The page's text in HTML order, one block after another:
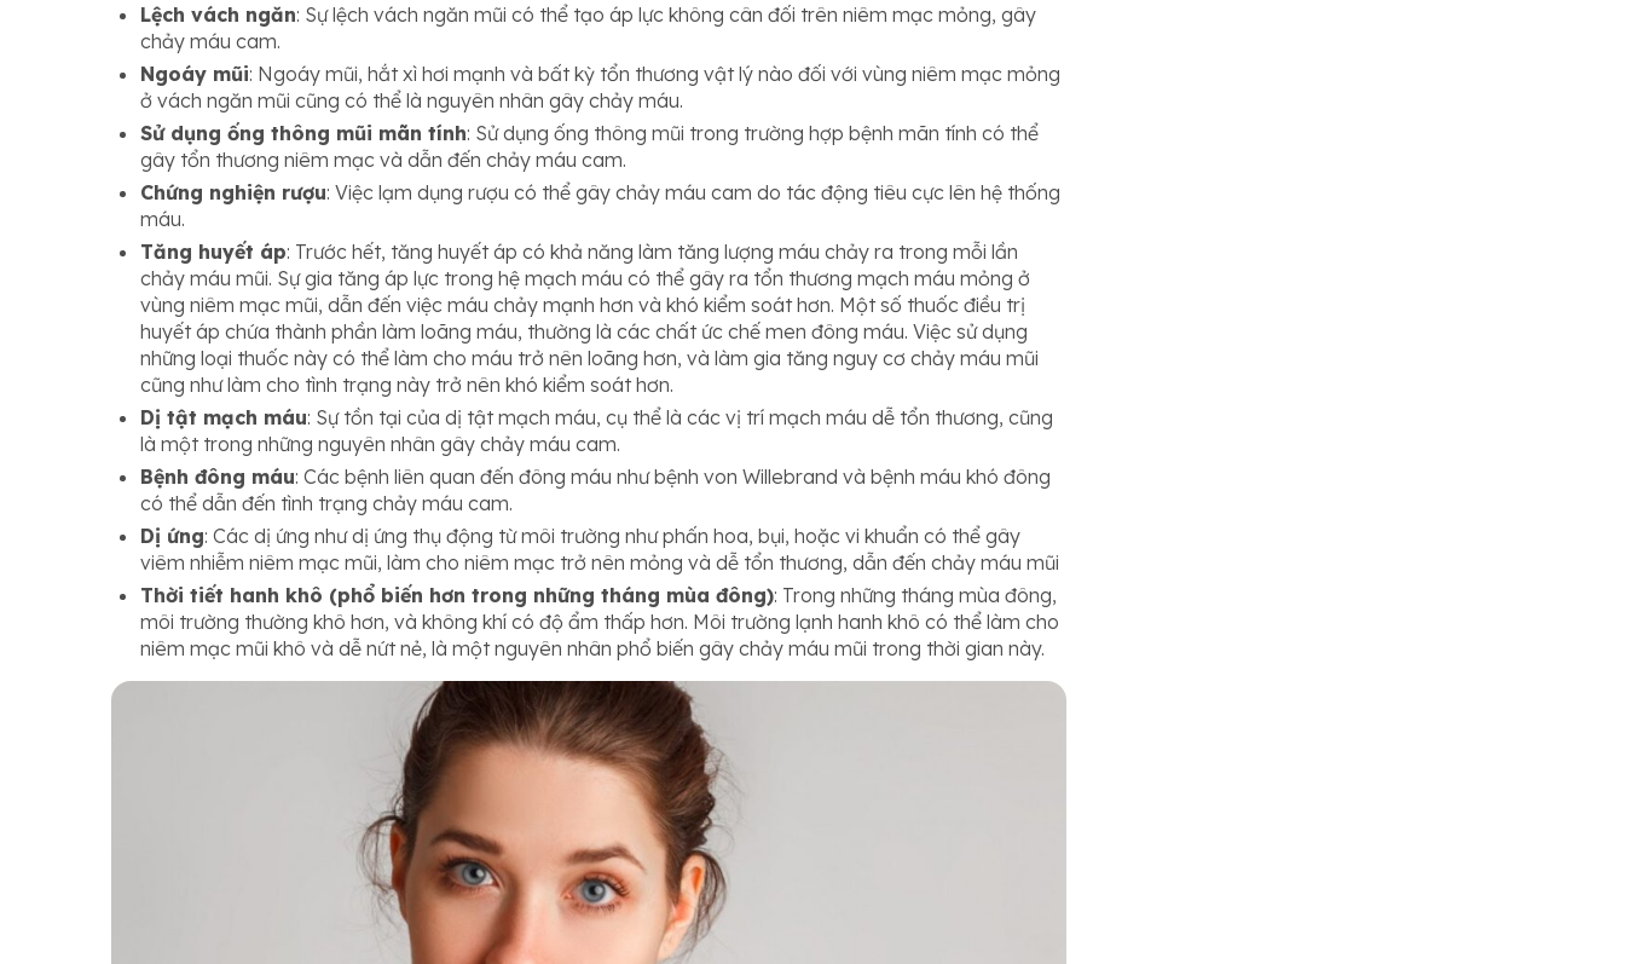
Lệch vách ngăn: Sự lệch vách ngăn mũi có thể tạo áp lực không cân đối trên niêm mạc mỏng, gây
chảy máu cam.
Ngoáy mũi: Ngoáy mũi, hắt xì hơi mạnh và bất kỳ tổn thương vật lý nào đối với vùng niêm mạc mỏng
ở vách ngăn mũi cũng có thể là nguyên nhân gây chảy máu.
Sử dụng ống thông mũi mãn tính: Sử dụng ống thông mũi trong trường hợp bệnh mãn tính có thể
gây tổn thương niêm mạc và dẫn đến chảy máu cam.
Chứng nghiện rượu: Việc lạm dụng rượu có thể gây chảy máu cam do tác động tiêu cực lên hệ thống
máu.
Tăng huyết áp: Trước hết, tăng huyết áp có khả năng làm tăng lượng máu chảy ra trong mỗi lần
chảy máu mũi. Sự gia tăng áp lực trong hệ mạch máu có thể gây ra tổn thương mạch máu mỏng ở
vùng niêm mạc mũi, dẫn đến việc máu chảy mạnh hơn và khó kiểm soát hơn. Một số thuốc điều trị
huyết áp chứa thành phần làm loãng máu, thường là các chất ức chế men đông máu. Việc sử dụng
những loại thuốc này có thể làm cho máu trở nên loãng hơn, và làm gia tăng nguy cơ chảy máu mũi
cũng như làm cho tình trạng này trở nên khó kiểm soát hơn.
Dị tật mạch máu: Sự tồn tại của dị tật mạch máu, cụ thể là các vị trí mạch máu dễ tổn thương, cũng
là một trong những nguyên nhân gây chảy máu cam.
Bệnh đông máu: Các bệnh liên quan đến đông máu như bệnh von Willebrand và bệnh máu khó đông
có thể dẫn đến tình trạng chảy máu cam.
Dị ứng: Các dị ứng như dị ứng thụ động từ môi trường như phấn hoa, bụi, hoặc vi khuẩn có thể gây
viêm nhiễm niêm mạc mũi, làm cho niêm mạc trở nên mỏng và dễ tổn thương, dẫn đến chảy máu mũi
Thời tiết hanh khô (phổ biến hơn trong những tháng mùa đông): Trong những tháng mùa đông,
môi trường thường khô hơn, và không khí có độ ẩm thấp hơn. Môi trường lạnh hanh khô có thể làm cho
niêm mạc mũi khô và dễ nứt nẻ, là một nguyên nhân phổ biến gây chảy máu mũi trong thời gian này.